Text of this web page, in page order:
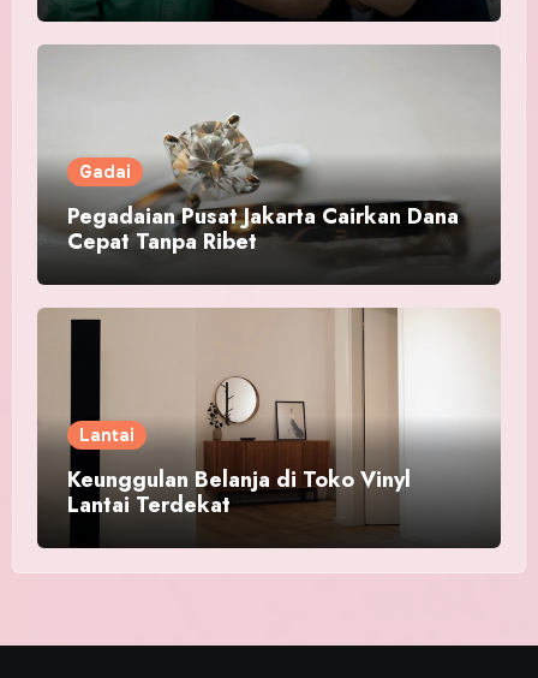
Gadai
Pegadaian Pusat Jakarta Cairkan Dana
Cepat Tanpa Ribet
Lantai
Keunggulan Belanja di Toko Vinyl
Lantai Terdekat